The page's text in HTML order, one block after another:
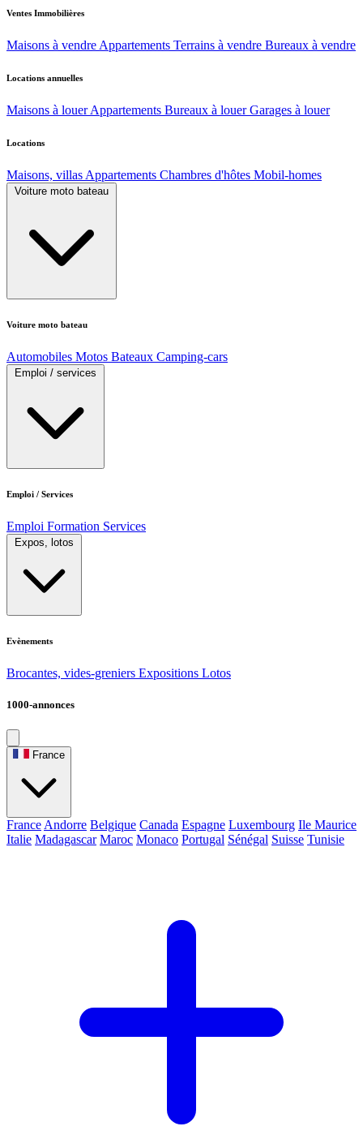
Ventes Immobilières
Maisons à vendre Appartements Terrains à vendre Bureaux à vendre
Locations annuelles
Maisons à louer Appartements Bureaux à louer Garages à louer
Locations
Maisons, villas Appartements Chambres d'hôtes Mobil-homes
Voiture moto bateau
Voiture moto bateau
Automobiles Motos Bateaux Camping-cars
Emploi / services
Emploi / Services
Emploi Formation Services
Expos, lotos
Evènements
Brocantes, vides-greniers Expositions Lotos
1000-annonces
France
France Andorre Belgique Canada Espagne Luxembourg Ile Maurice
Italie Madagascar Maroc Monaco Portugal Sénégal Suisse Tunisie